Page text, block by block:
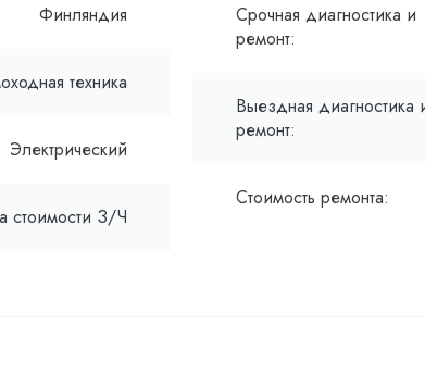
Финляндия
техника
Электрический
стоимости З/Ч
Срочная диагностика и
ремонт:
Выездная диагностика
ремонт:
Стоимость ремонта: